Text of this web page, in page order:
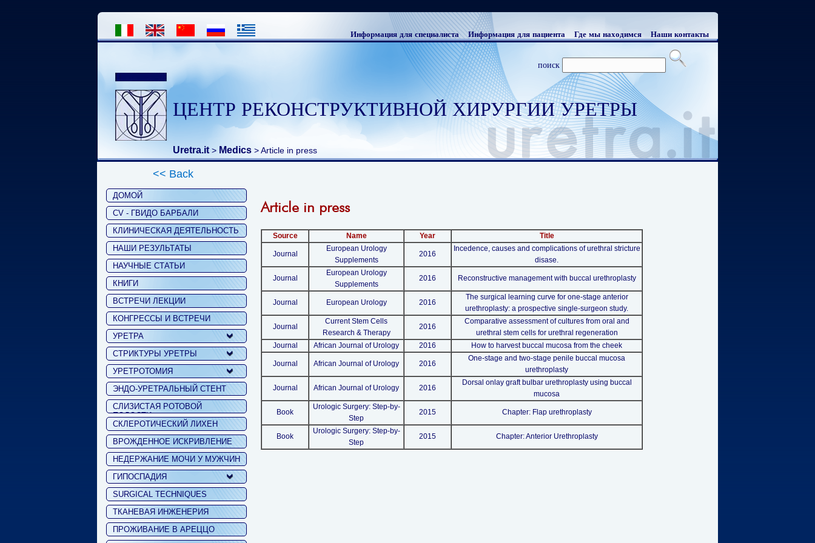
Наши контакты
Где мы находимся
Информация для пациента
Информация для специалиста
поиск
ЦЕНТР РЕКОНСТРУКТИВНОЙ ХИРУРГИИ УРЕТРЫ
Uretra.it > Medics > Article in press
<< Back
ДОМОЙ
CV - ГВИДО БАРБАЛИ
КЛИНИЧЕСКАЯ ДЕЯТЕЛЬНОСТЬ
НАШИ РЕЗУЛЬТАТЫ
НАУЧНЫЕ СТАТЬИ
КНИГИ
ВСТРЕЧИ ЛЕКЦИИ
КОНГРЕССЫ И ВСТРЕЧИ
УРЕТРА
СТРИКТУРЫ УРЕТРЫ
УРЕТРОТОМИЯ
ЭНДО-УРЕТРАЛЬНЫЙ СТЕНТ
СЛИЗИСТАЯ РОТОВОЙ
ПОЛОСТИ
СКЛЕРОТИЧЕСКИЙ ЛИХЕН
ВРОЖДЕННОЕ ИСКРИВЛЕНИЕ
НЕДЕРЖАНИЕ МОЧИ У МУЖЧИН
ГИПОСПАДИЯ
SURGICAL TECHNIQUES
ТКАНЕВАЯ ИНЖЕНЕРИЯ
ПРОЖИВАНИЕ В АРЕЦЦО
Article in press
Source Name Year Title
Journal
European Urology
Supplements
2016
Incedence, causes and complications of urethral stricture
disase.
Journal
European Urology
Supplements
2016 Reconstructive management with buccal urethroplasty
Journal European Urology 2016
The surgical learning curve for one-stage anterior
urethroplasty: a prospective single-surgeon study.
Journal
Current Stem Cells
Research & Therapy
2016
Comparative assessment of cultures from oral and
urethral stem cells for urethral regeneration
Journal
African Journal of Urology 2016 How to harvest buccal mucosa from the cheek
Journal African Journal of Urology 2016
One-stage and two-stage penile buccal mucosa
urethroplasty
Journal African Journal of Urology 2016
Dorsal onlay graft bulbar urethroplasty using buccal
mucosa
Book
Urologic Surgery: Step-by-
Step
2015 Chapter: Flap urethroplasty
Book
Urologic Surgery: Step-by-
Step
2015 Chapter: Anterior Urethroplasty